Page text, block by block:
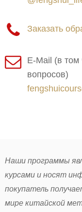
Заказать
E-Mail (в том
вопросов)
Наши программы
курсами и носят
покупатель
мире китайской